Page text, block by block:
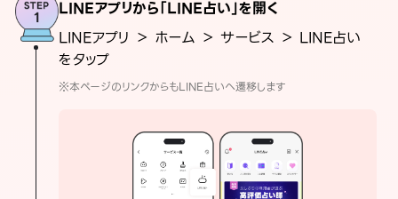
LINEアプリから「LINE占い」を開く
LINEアプリ ＞ ホーム ＞ サービス ＞ LINE占い
をタップ
※本ページのリンクからもLINE占いへ遷移します